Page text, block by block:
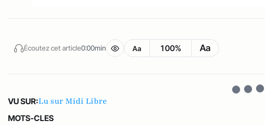
Écoutez cet article0:00min Aa 100% Aa
VU SUR:Lu sur Midi Libre
MOTS-CLES